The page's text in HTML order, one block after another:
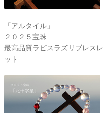
「アルタイル」
２０２５宝珠
最高品質ラピスラズリブレスレ
ット